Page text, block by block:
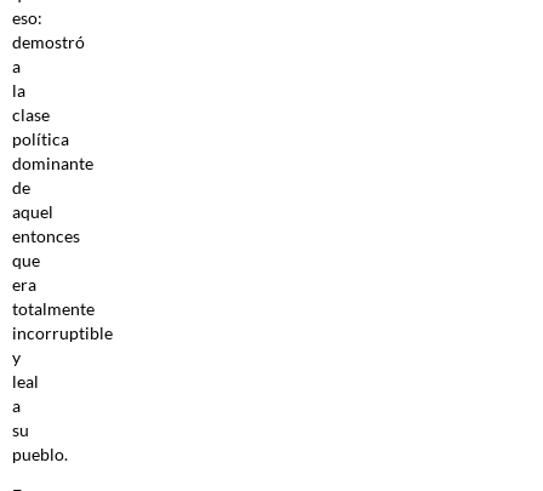
eso:
demostró
a
la
clase
política
dominante
de
aquel
entonces
que
era
totalmente
incorruptible
y
leal
a
su
pueblo.